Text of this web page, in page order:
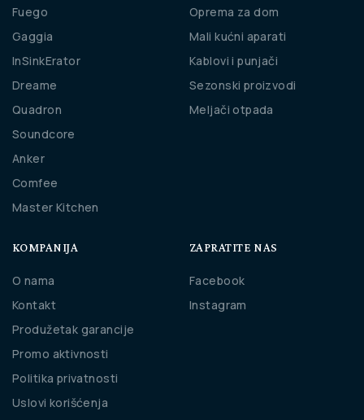
Fuego
Gaggia
InSinkErator
Dreame
Quadron
Soundcore
Anker
Comfee
Master Kitchen
Oprema za dom
Mali kućni aparati
Kablovi i punjači
Sezonski proizvodi
Meljači otpada
KOMPANIJA
O nama
Kontakt
Produžetak garancije
Promo aktivnosti
Politika privatnosti
Uslovi korišćenja
ZAPRATITE NAS
Facebook
Instagram